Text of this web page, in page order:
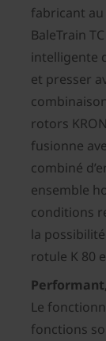
fabricant au
BaleTrain
intelligente
et presser
rotors
fusionne
combiné
ensemble
conditions
la
rotule K 80
Le
fonctions